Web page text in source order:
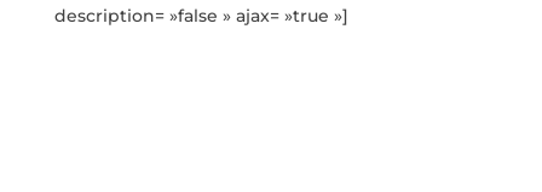
description= »false » ajax= »true »]